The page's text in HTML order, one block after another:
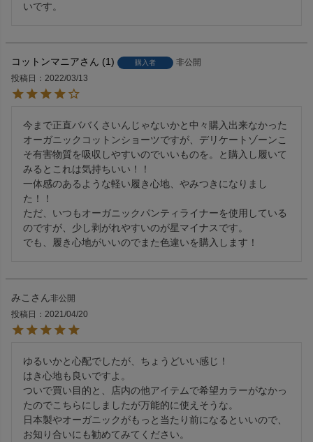
いです。
コットンマニア 1 購入者
非公開
投稿日
2022/03/13
今まで正直ババくさいんじゃないかと中々購入出来なかった
オーガニックコットンショーツですが、デリケートゾーンこ
そ有害物質を吸収しやすいのでいいものを。と購入し履いて
みるとこれは気持ちいい！！
一体感のあるような軽い履き心地、やみつきになりまし
た！！
ただ、いつもオーガニックパンティライナーを使用している
のですが、少し剥がれやすいのが星マイナスです。
でも、履き心地がいいのでまた色違いを購入します！
みこ
非公開
投稿日
2021/04/20
ゆるいかと心配でしたが、ちょうどいい感じ！
はき心地も良いですよ。
ついで買い目的と、店内の他アイテムで希望カラーがなかっ
たのでこちらにしましたが万能的に使えそうな。
日本製やオーガニックがもっと当たり前になるといいので、
お知り合いにも勧めてみてください。